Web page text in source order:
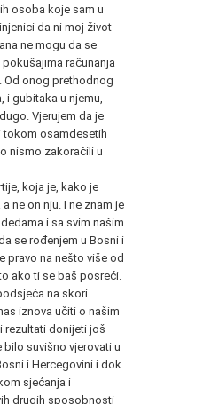
osoba koje sam u
da ni moj život
ne mogu da se
računanja
Od onog prethodnog
i gubitaka u njemu,
Vjerujem da je
tokom osamdesetih
nismo zakoračili u
koja je, kako je
ne on nju. I ne znam je
i sa svim našim
se rođenjem u Bosni i
pravo na nešto više od
ako ti se baš posreći.
na skori
iznova učiti o našim
rezultati donijeti još
suvišno vjerovati u
i Hercegovini i dok
sjećanja i
drugih sposobnosti